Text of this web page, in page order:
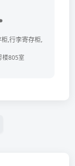
,行李寄存柜,
楼805室